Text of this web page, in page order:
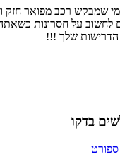
שמבקש רכב מפואר חזק
על חסרונות
הדרישות שלך !!!
בדקו